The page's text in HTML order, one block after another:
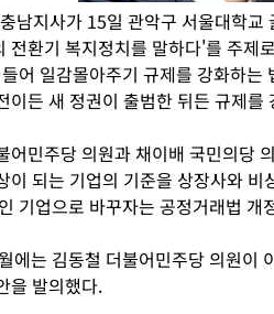
남지사가 15일 관악구 서울대학교
전환기 복지정치를 말하다'를 주제
어 일감몰아주기 규제를 강화하는
이든 새 정권이 출범한 뒤든 규제
어민주당 의원과 채이배 국민의당
이 되는 기업의 기준을 상장사와
기업으로 바꾸자는 공정거래법 개
에는 김동철 더불어민주당 의원이
을 발의했다.